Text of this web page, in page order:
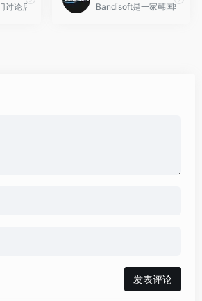
讨论启动盘制作、以提高工作效率为宗旨的技术交流
Bandisoft是一家韩国软件
发表评论